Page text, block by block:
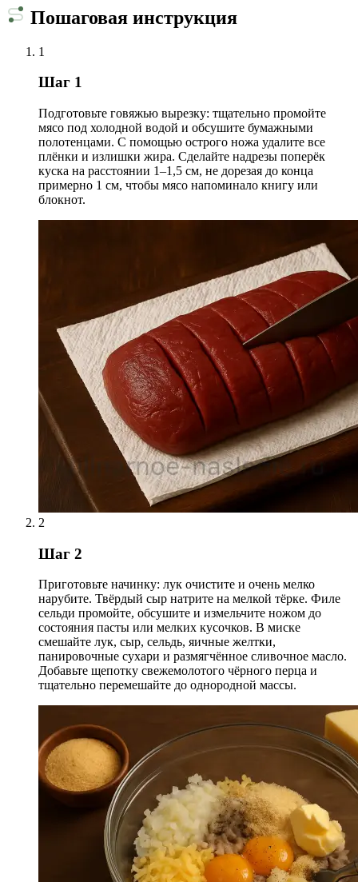
Пошаговая инструкция
1
Шаг 1
Подготовьте говяжью вырезку: тщательно промойте
мясо под холодной водой и обсушите бумажными
полотенцами. С помощью острого ножа удалите все
плёнки и излишки жира. Сделайте надрезы поперёк
куска на расстоянии 1–1,5 см, не дорезая до конца
примерно 1 см, чтобы мясо напоминало книгу или
блокнот.
2
Шаг 2
Приготовьте начинку: лук очистите и очень мелко
нарубите. Твёрдый сыр натрите на мелкой тёрке. Филе
сельди промойте, обсушите и измельчите ножом до
состояния пасты или мелких кусочков. В миске
смешайте лук, сыр, сельдь, яичные желтки,
панировочные сухари и размягчённое сливочное масло.
Добавьте щепотку свежемолотого чёрного перца и
тщательно перемешайте до однородной массы.